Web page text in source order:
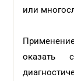
или
оказать